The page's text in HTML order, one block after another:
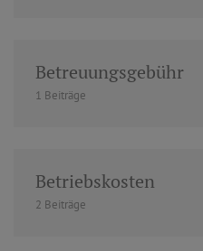
Betreuungsgebühr
1 Beiträge
Betriebskosten
2 Beiträge